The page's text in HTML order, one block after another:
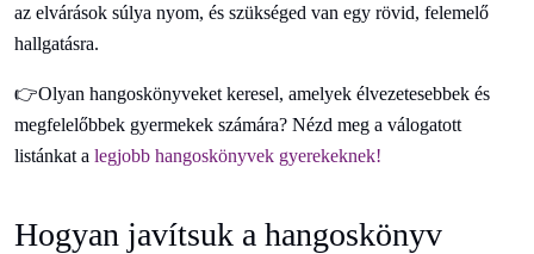
az elvárások súlya nyom, és szükséged van egy rövid, felemelő
hallgatásra.
👉Olyan hangoskönyveket keresel, amelyek élvezetesebbek és
megfelelőbbek gyermekek számára? Nézd meg a válogatott
listánkat a legjobb hangoskönyvek gyerekeknek!
Hogyan javítsuk a hangoskönyv